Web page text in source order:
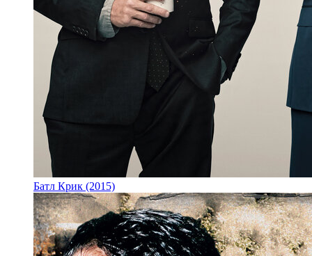
Батл Крик (2015)